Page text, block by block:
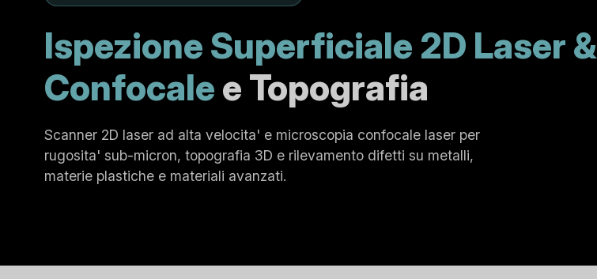
Ispezione Superficiale 2D Laser &
Confocale e Topografia
Scanner 2D laser ad alta velocita' e microscopia confocale laser per
rugosita' sub-micron, topografia 3D e rilevamento difetti su metalli,
materie plastiche e materiali avanzati.